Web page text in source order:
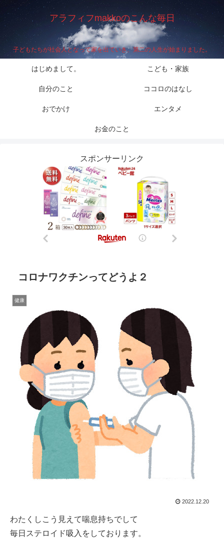
アラフィフmakkoのこんな毎日
子どもたちが社会人となって家を出ていき、第二の人生が始まりました。
はじめまして。 こども・家族
自分のこと ココロのはなし
おでかけ エンタメ
お金のこと
スポンサーリンク
コロナワクチンってどうよ２
健康
2022.12.20
わたくしこう見えて喘息持ちでして
毎日ステロイド吸入をしております。